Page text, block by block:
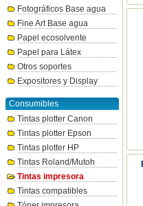
Fotográficos Base agua
Fine Art Base agua
Papel ecosolvente
Papel para Látex
Otros soportes
Expositores y Display
Consumibles
Tintas plotter Canon
Tintas plotter Epson
Tintas plotter HP
Tintas Roland/Mutoh
Tintas impresora
Tintas compatibles